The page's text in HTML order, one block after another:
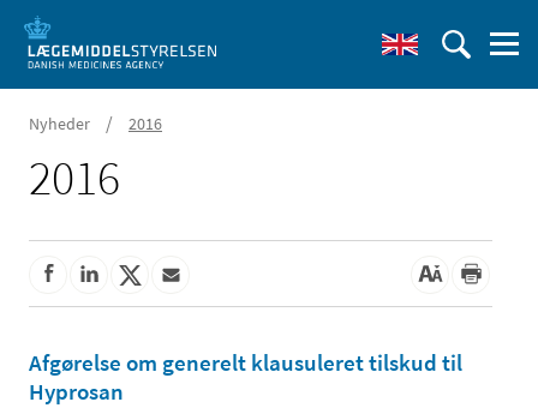
Nyheder / 2016
2016
Afgørelse om generelt klausuleret tilskud til
Hyprosan